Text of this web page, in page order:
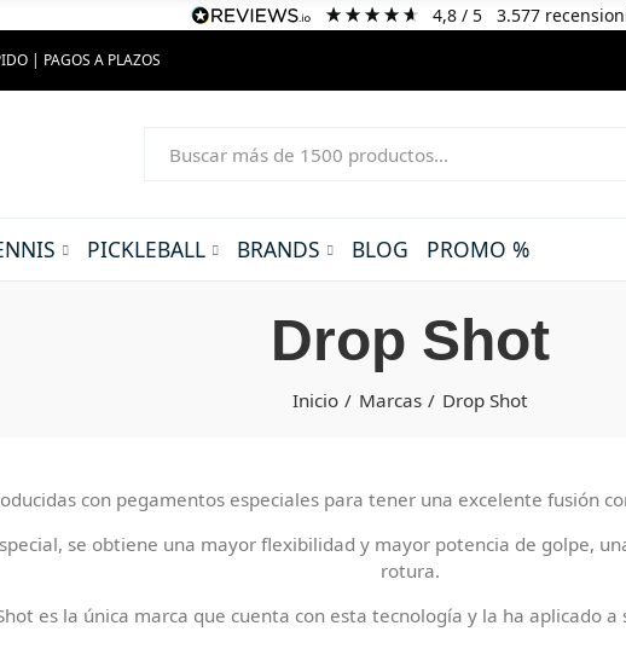
4,8/ 5 3.577
| PAGOS A PLAZOS
PICKLEBALL BRANDS BLOG PROMO %
Drop Shot
Inicio Marcas Drop Shot
con pegamentos especiales para tener una excelente fusión
se obtiene una mayor flexibilidad y mayor potencia de golpe,
rotura.
es la única marca que cuenta con esta tecnología y la ha aplicado a